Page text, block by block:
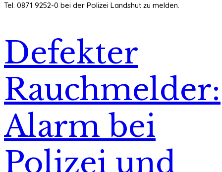
Tel. 0871 9252-0 bei der Polizei Landshut zu melden.
Defekter
Rauchmelder:
Alarm bei
Polizei und